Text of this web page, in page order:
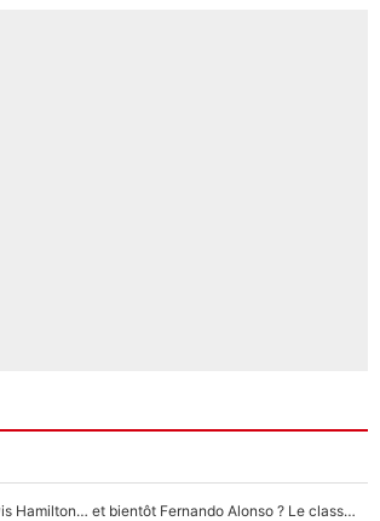
Max Verstappen, Lewis Hamilton… et bientôt Fernando Alonso ? Le classement des pilotes les mieux payés en Formule 1 risque de changer !